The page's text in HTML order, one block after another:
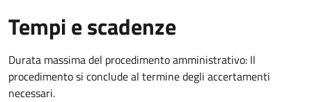
Tempi e scadenze
Durata massima del procedimento amministrativo: Il
procedimento si conclude al termine degli accertamenti
necessari.